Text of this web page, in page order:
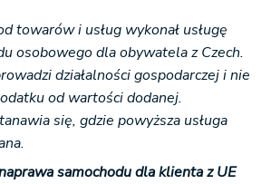
towarów i usług wykonał usługę
osobowego dla obywatela z Czech.
działalności gospodarczej i nie
od wartości dodanej.
się, gdzie powyższa usługa
samochodu dla klienta z UE